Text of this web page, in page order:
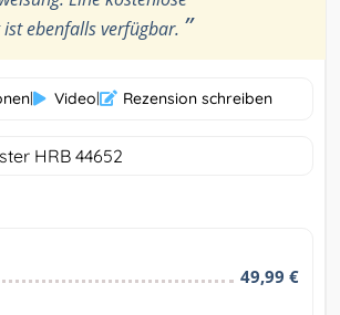
ebenfalls verfügbar. ”
| Video| Rezension schreiben
HRB 44652
49,99 €